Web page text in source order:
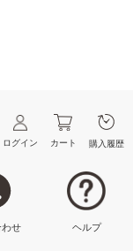
ログイン カート 購入履歴
わせ ヘルプ